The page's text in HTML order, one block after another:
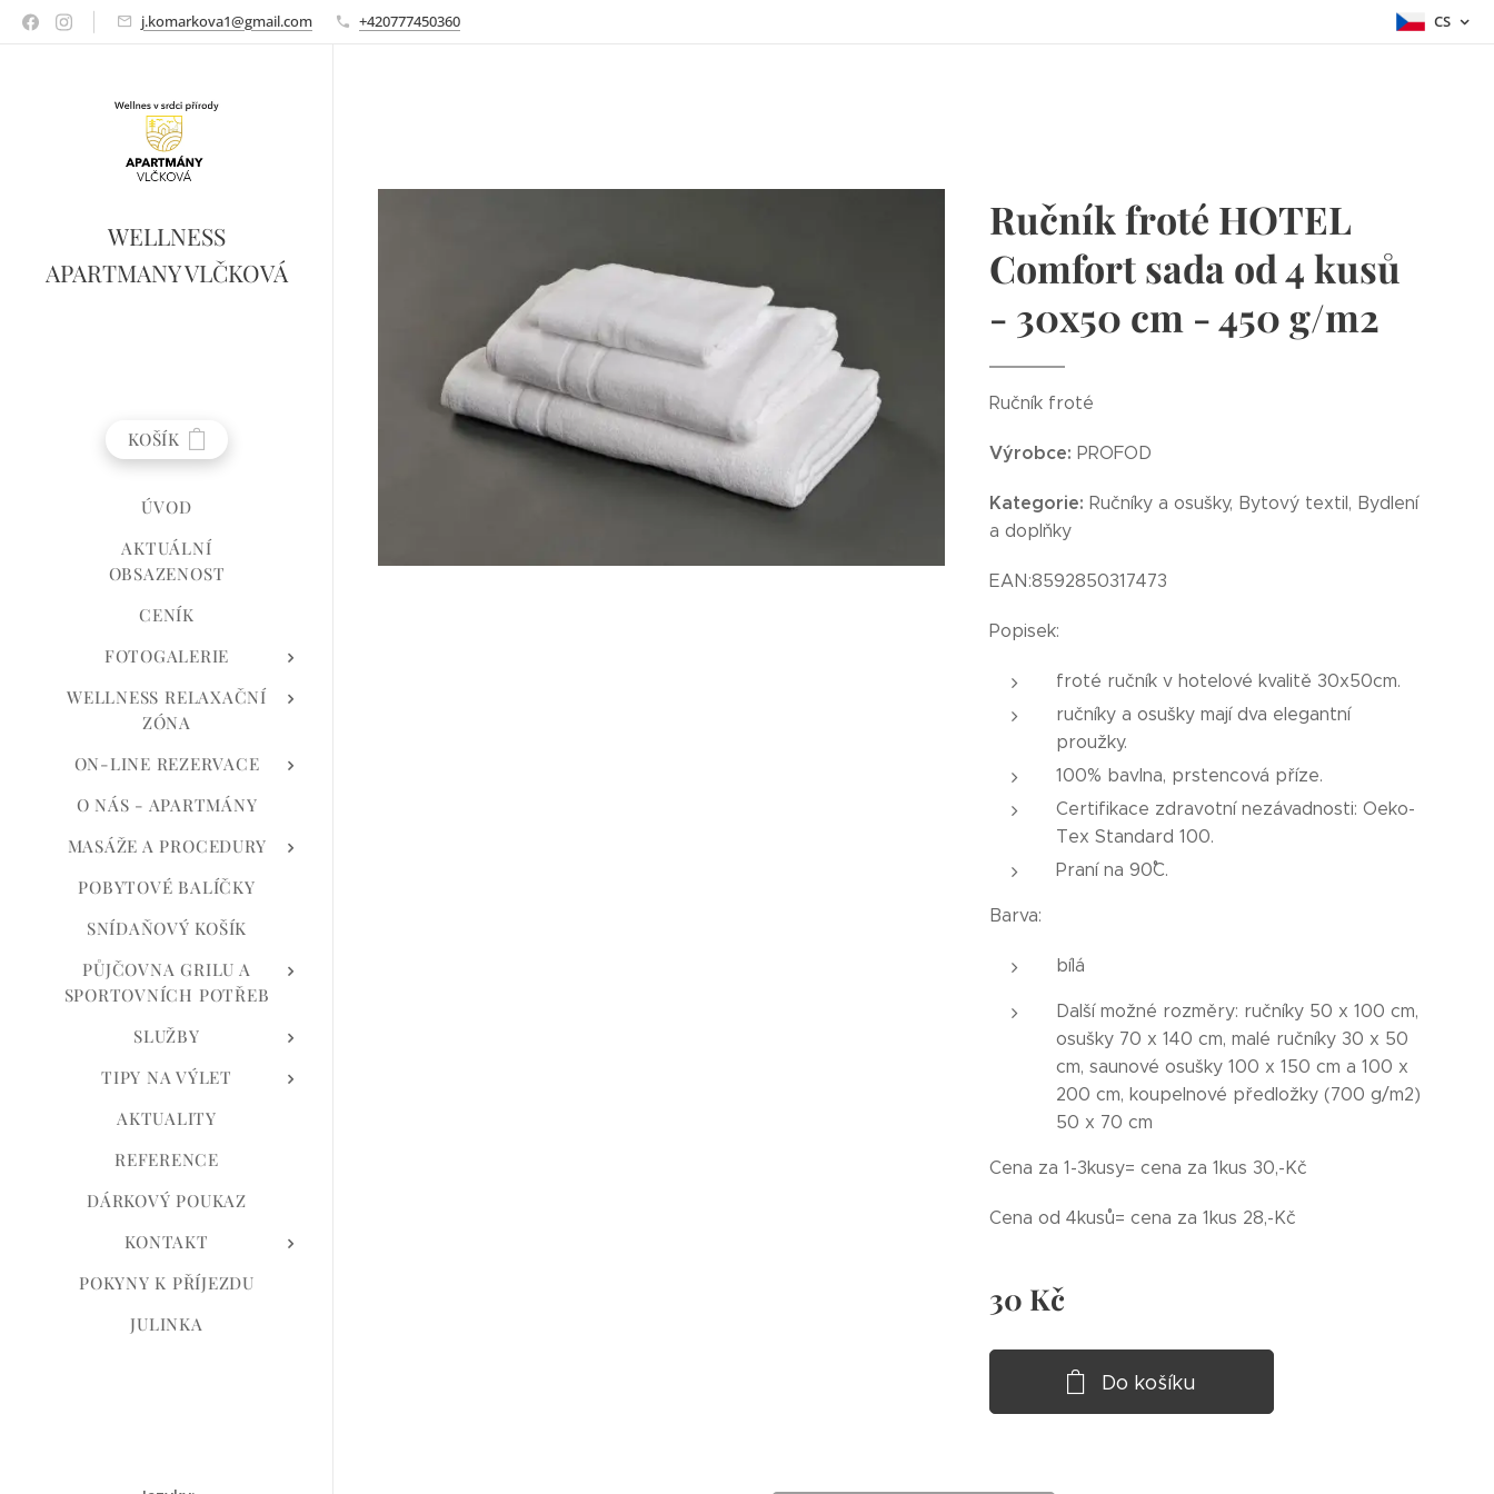
j.komarkova1@gmail.com +420777450360 CS
WELLNESS
APARTMANY VLČKOVÁ
KOŠÍK
ÚVOD
AKTUÁLNÍ
OBSAZENOST
CENÍK
FOTOGALERIE
WELLNESS RELAXAČNÍ
ZÓNA
ON-LINE REZERVACE
O NÁS - APARTMÁNY
MASÁŽE A PROCEDURY
POBYTOVÉ BALÍČKY
SNÍDAŇOVÝ KOŠÍK
PŮJČOVNA GRILU A
SPORTOVNÍCH POTŘEB
SLUŽBY
TIPY NA VÝLET
AKTUALITY
REFERENCE
DÁRKOVÝ POUKAZ
KONTAKT
POKYNY K PŘÍJEZDU
JULINKA
Ručník froté HOTEL
Comfort sada od 4 kusů
- 30x50 cm - 450 g/m2
Ručník froté
Výrobce:PROFOD
Kategorie:Ručníky a osušky, Bytový textil, Bydlení
a doplňky
EAN:8592850317473
Popisek:
froté ručník v hotelové kvalitě 30x50cm.
ručníky a osušky mají dva elegantní
proužky.
100% bavlna, prstencová příze.
Certifikace zdravotní nezávadnosti: Oeko-
Tex Standard 100.
Praní na 90˚C.
Barva:
bílá
Další možné rozměry: ručníky 50 x 100 cm,
osušky 70 x 140 cm, malé ručníky 30 x 50
cm, saunové osušky 100 x 150 cm a 100 x
200 cm, koupelnové předložky (700 g/m2)
50 x 70 cm
Cena za 1-3kusy= cena za 1kus 30,-Kč
Cena od 4kusů= cena za 1kus 28,-Kč
30 Kč
Do košíku